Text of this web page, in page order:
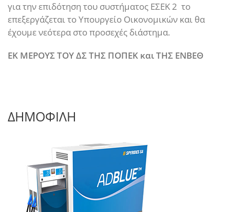
για την επιδότηση του συστήματος ΕΣΕΚ 2 το
επεξεργάζεται το Υπουργείο Οικονομικών και θα
έχουμε νεότερα στο προσεχές διάστημα.
ΕΚ ΜΕΡΟΥΣ ΤΟΥ ΔΣ ΤΗΣ ΠΟΠΕΚ και ΤΗΣ ΕΝΒΕΘ
ΔΗΜΟΦΙΛΗ